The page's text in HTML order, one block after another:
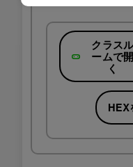
クラス
ームで開
く